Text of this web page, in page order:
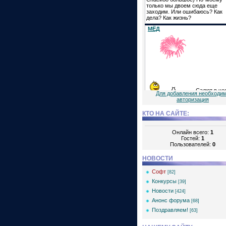
Для добавления
авторизация
КТО НА САЙТЕ:
Онлайн всего: 1
Гостей: 1
Пользователей: 0
НОВОСТИ
Софт [82]
Конкурсы [39]
Новости [424]
Анонс форума [68]
Поздравляем! [63]